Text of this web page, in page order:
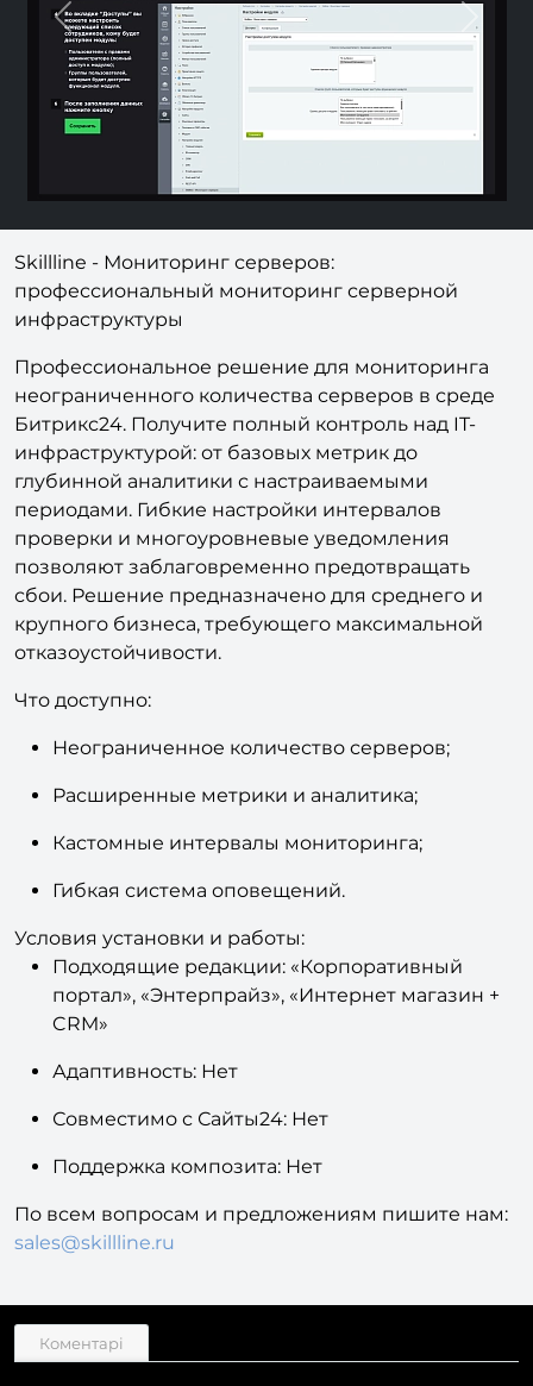
Previous Next
Skillline - Мониторинг серверов:
профессиональный мониторинг серверной
инфраструктуры
Профессиональное решение для мониторинга
неограниченного количества серверов в среде
Битрикс24. Получите полный контроль над IT-
инфраструктурой: от базовых метрик до
глубинной аналитики с настраиваемыми
периодами. Гибкие настройки интервалов
проверки и многоуровневые уведомления
позволяют заблаговременно предотвращать
сбои. Решение предназначено для среднего и
крупного бизнеса, требующего максимальной
отказоустойчивости.
Что доступно:
Неограниченное количество серверов;
Расширенные метрики и аналитика;
Кастомные интервалы мониторинга;
Гибкая система оповещений.
Условия установки и работы:
Подходящие редакции: «Корпоративный
портал», «Энтерпрайз», «Интернет магазин +
CRM»
Адаптивность: Нет
Совместимо с Сайты24: Нет
Поддержка композита: Нет
По всем вопросам и предложениям пишите нам:
sales@skillline.ru
Коментарі